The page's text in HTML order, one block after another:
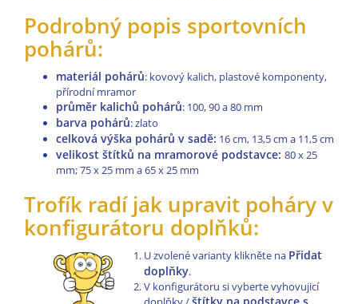
Podrobný popis sportovních
pohárů:
materiál pohárů: kovový kalich, plastové komponenty,
přírodní mramor
průměr kalichů pohárů: 100, 90 a 80 mm
barva pohárů: zlato
celková výška pohárů v sadě: 16 cm, 13,5 cm a 11,5 cm
velikost štítků na mramorové podstavce: 80 x 25
mm; 75 x 25 mm a 65 x 25 mm
Trofík radí jak upravit poháry v
konfigurátoru doplňků:
U zvolené varianty klikněte na Přidat
doplňky.
V konfigurátoru si vyberte vyhovujicí